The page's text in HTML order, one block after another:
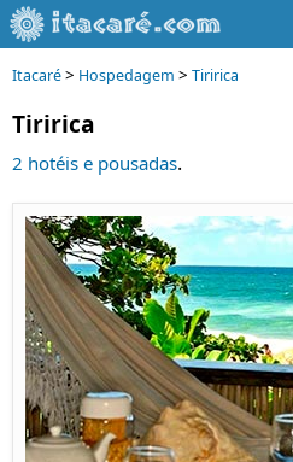
Itacaré> Hospedagem > Tiririca
Tiririca
2 hotéis e pousadas.